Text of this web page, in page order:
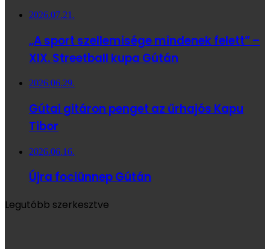
2026.07.21.
„A sport szellemisége mindenek felett” –
XIX. Streetball kupa Gútán
2026.06.29.
Gútai gitáron penget az űrhajós Kapu
Tibor
2026.06.16.
Újra fociünnep Gútán
Legutóbb szerkesztve